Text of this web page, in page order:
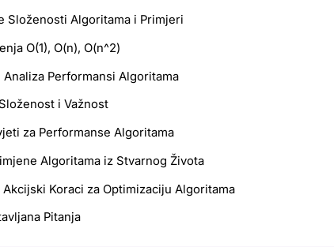
Složenosti Algoritama i Primjeri
O(1), O(n), O(n^2)
Analiza Performansi Algoritama
i Važnost
za Performanse Algoritama
Algoritama iz Stvarnog Života
Koraci za Optimizaciju Algoritama
Pitanja